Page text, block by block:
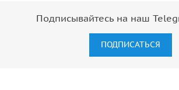
Подписывайтесь на наш
ПОДПИСАТЬСЯ